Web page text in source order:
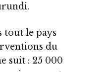
tout le pays
du
suit : 25 000